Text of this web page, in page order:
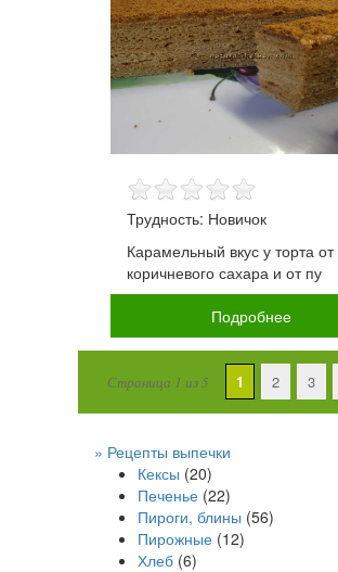
Трудность: Новичок
Карамельный вкус у торта от
коричневого сахара и от пу
Подробнее
Страница 1 из 5 1 2 3
» Рецепты выпечки
Кексы (20)
Печенье (22)
Пироги, блины (56)
Пирожные (12)
Хлеб (6)